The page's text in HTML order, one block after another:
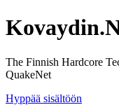
The Finnish Hardcore
QuakeNet
Hyppää sisältöön